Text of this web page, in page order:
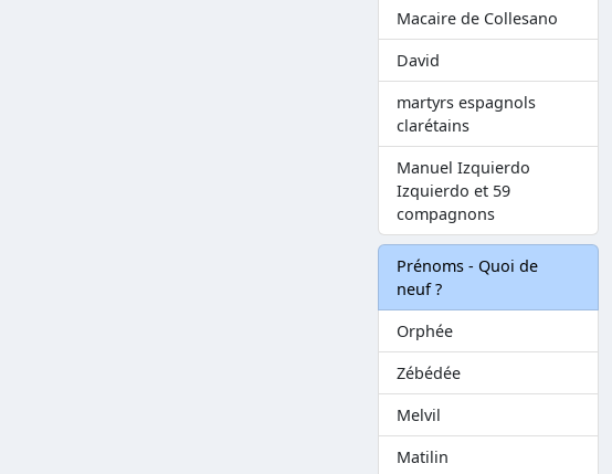
Macaire de Collesano
David
martyrs espagnols
clarétains
Manuel Izquierdo
Izquierdo et 59
compagnons
Prénoms - Quoi de
neuf ?
Orphée
Zébédée
Melvil
Matilin